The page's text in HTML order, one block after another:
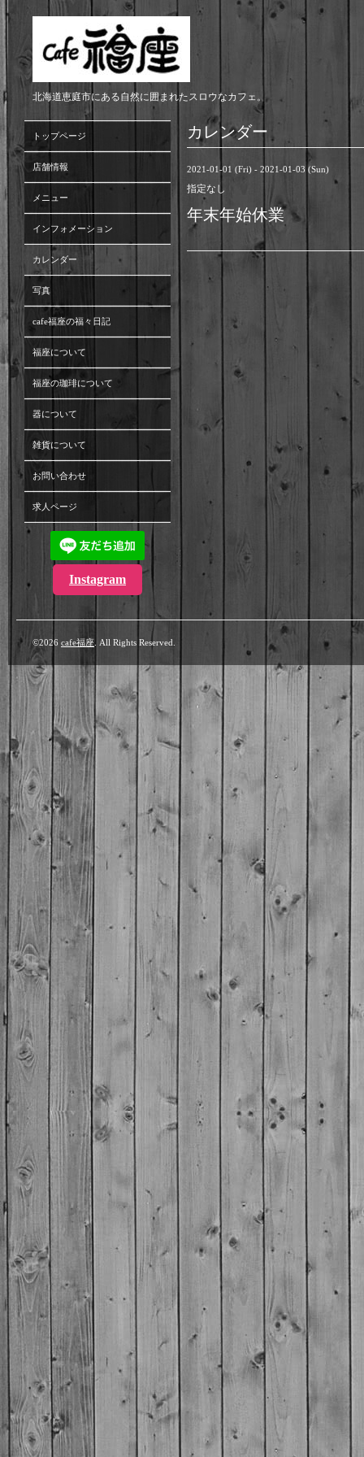
北海道恵庭市にある自然に囲まれたスロウなカフェ。
カレンダー
2021-01-01 (Fri) - 2021-01-03 (Sun)
指定なし
年末年始休業
トップページ
店舗情報
メニュー
インフォメーション
カレンダー
写真
cafe福座の福々日記
福座について
福座の珈琲について
器について
雑貨について
お問い合わせ
求人ページ
Instagram
©2026 cafe福座 . All Rights Reserved.